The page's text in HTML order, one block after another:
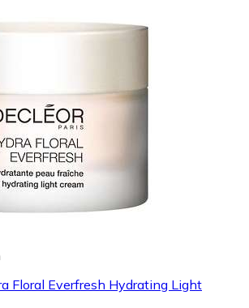
Floral Everfresh Hydrating Light